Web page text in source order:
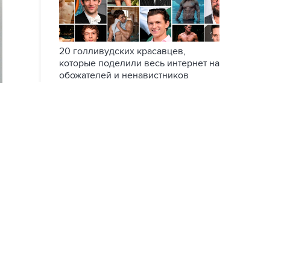
20 голливудских красавцев,
которые поделили весь интернет на
обожателей и ненавистников